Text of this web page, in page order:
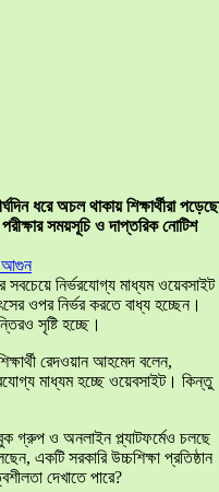
ধরে অচল থাকায় শিক্ষার্থীরা
সময়সূচি ও দাপ্তরিক নোটিশ
আগুন
সবচেয়ে নির্ভরযোগ্য মাধ্যম
ওপর নির্ভর করতে বাধ্য হচ্ছেন।
সৃষ্টি হচ্ছে।
রেদওয়ান আহমেদ বলেন,
মাধ্যম হচ্ছে ওয়েবসাইট। কিন্তু
গ্রুপ ও অনলাইন প্ল্যাটফর্মেও চলছে
সরকারি উচ্চশিক্ষা প্রতিষ্ঠান
দেখাতে পারে?